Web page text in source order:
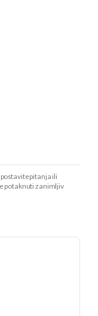
pitanja ili
potaknuti zanimljiv